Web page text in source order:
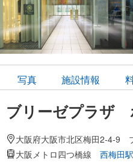
ブリーゼプラザ
大阪府大阪市北区梅田2-4-9
大阪メトロ四つ橋線 西梅田駅
写真 施設情報